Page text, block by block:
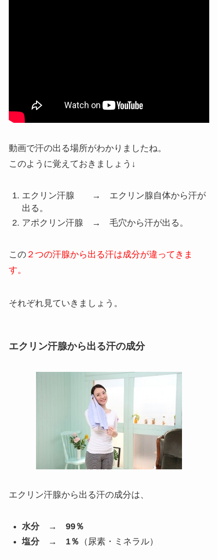
動画で汗の出る場所がわかりましたね。
このように覚えておきましょう↓
エクリン汗腺 → エクリン腺自体から汗が
出る。
アポクリン汗腺 → 毛穴から汗が出る。
この２つの汗腺から出る汗は成分が違ってきま
す。
それぞれ見ていきましょう。
エクリン汗腺から出る汗の成分
エクリン汗腺から出る汗の成分は、
水分 → 99％
塩分 → 1％ （尿素・ミネラル）